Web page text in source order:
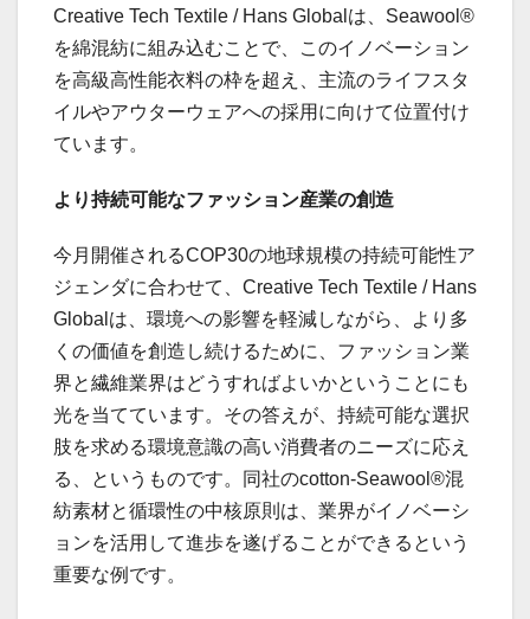
Creative Tech Textile / Hans Globalは、Seawool®
を綿混紡に組み込むことで、このイノベーション
を高級高性能衣料の枠を超え、主流のライフスタ
イルやアウターウェアへの採用に向けて位置付け
ています。
より持続可能なファッション産業の創造
今月開催されるCOP30の地球規模の持続可能性ア
ジェンダに合わせて、Creative Tech Textile / Hans
Globalは、環境への影響を軽減しながら、より多
くの価値を創造し続けるために、ファッション業
界と繊維業界はどうすればよいかということにも
光を当てています。その答えが、持続可能な選択
肢を求める環境意識の高い消費者のニーズに応え
る、というものです。同社のcotton-Seawool®混
紡素材と循環性の中核原則は、業界がイノベーシ
ョンを活用して進歩を遂げることができるという
重要な例です。